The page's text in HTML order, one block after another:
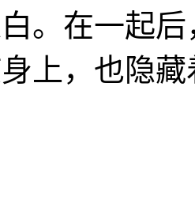
。在一起
上，也隐